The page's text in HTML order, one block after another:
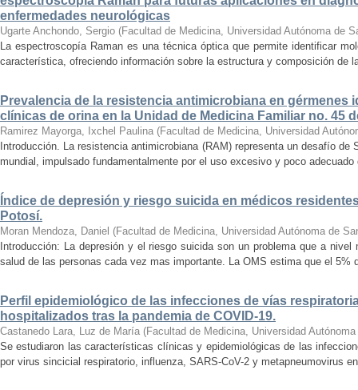
enfermedades neurológicas
Ugarte Anchondo, Sergio (Facultad de Medicina, Universidad Autónoma de
La espectroscopía Raman es una técnica óptica que permite identificar
característica, ofreciendo información sobre la estructura y composición de
Prevalencia de la resistencia antimicrobiana en gérmenes
clínicas de orina en la Unidad de Medicina Familiar no. 45
Ramirez Mayorga, Ixchel Paulina (Facultad de Medicina, Universidad
Introducción. La resistencia antimicrobiana (RAM) representa un desafío de
mundial, impulsado fundamentalmente por el uso excesivo y poco
Índice de depresión y riesgo suicida en médicos
Potosí.
Moran Mendoza, Daniel (Facultad de Medicina, Universidad Autónoma de
Introducción: La depresión y el riesgo suicida son un problema que a
salud de las personas cada vez mas importante. La OMS estima que el 5%
Perfil epidemiológico de las infecciones de vías
hospitalizados tras la pandemia de COVID-19.
Castanedo Lara, Luz de María (Facultad de Medicina, Universidad
Se estudiaron las características clínicas y epidemiológicas de las
por virus sincicial respiratorio, influenza, SARS-CoV-2 y metapneumovirus